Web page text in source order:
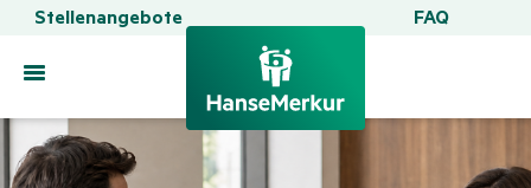
Stellenangebote FAQ
Toggle